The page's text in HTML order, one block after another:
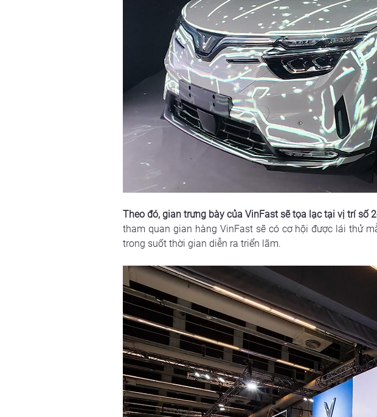
Theo đó, gian trưng bày của VinFast sẽ tọa lạc tại vị trí số
tham quan gian hàng VinFast sẽ có cơ hội được lái thử
trong suốt thời gian diễn ra triển lãm.